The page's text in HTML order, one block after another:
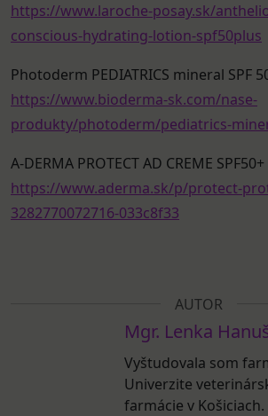
https://www.laroche-posay.sk/
conscious-hydrating-lotion-spf50plus
Photoderm PEDIATRICS mineral SPF
https://www.bioderma-sk.com/nase-
produkty/photoderm/pediatrics-
A-DERMA PROTECT AD CREME
https://www.aderma.sk/p/protect-
3282770072716-033c8f33
AUTOR
Mgr. Lenka
Vyštudovala som
Univerzite
farmácie v